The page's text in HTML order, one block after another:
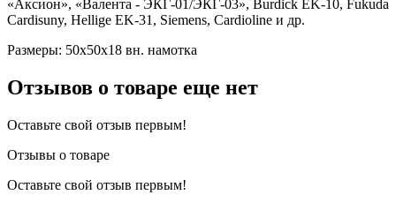
«Аксион», «Валента - ЭКГ-01/ЭКГ-03», Burdick EK-10, Fukuda
Cardisuny, Hellige EK-31, Siemens, Cardioline и др.
Размеры: 50х50х18 вн. намотка
Отзывов о товаре еще нет
Оставьте свой отзыв первым!
Отзывы о товаре
Оставьте свой отзыв первым!